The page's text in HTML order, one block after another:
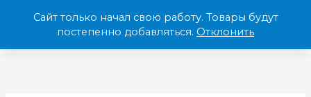
Сайт только начал свою работу. Товары будут
постепенно добавляться. Отклонить
содержимому
МЕНЮ